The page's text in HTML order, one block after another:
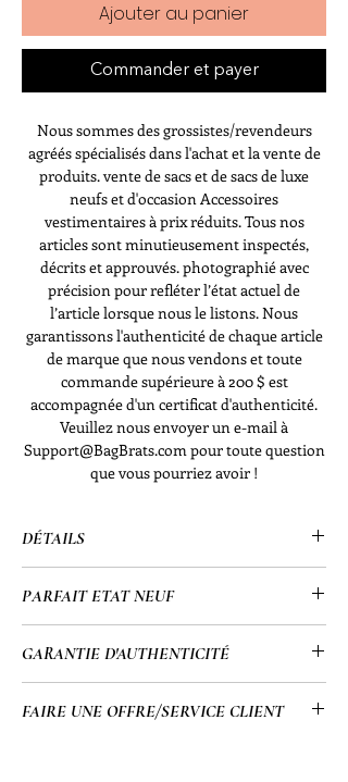
Ajouter au panier
Commander et payer
Nous sommes des grossistes/revendeurs
agréés spécialisés dans l'achat et la vente de
produits. vente de sacs et de sacs de luxe
neufs et d'occasion Accessoires
vestimentaires à prix réduits. Tous nos
articles sont minutieusement inspectés,
décrits et approuvés. photographié avec
précision pour refléter l’état actuel de
l’article lorsque nous le listons. Nous
garantissons l'authenticité de chaque article
de marque que nous vendons et toute
commande supérieure à 200 $ est
accompagnée d'un certificat d'authenticité.
Veuillez nous envoyer un e-mail à
Support@BagBrats.com pour toute question
que vous pourriez avoir !
DÉTAILS
• Pochette sur chaîne
• 6" x 4,5" (po)
PARFAIT ETAT NEUF
- Parfait état neuf sans
GARANTIE D'AUTHENTICITÉ
processus d'authentification détaillé
FAIRE UNE OFFRE/SERVICE CLIENT